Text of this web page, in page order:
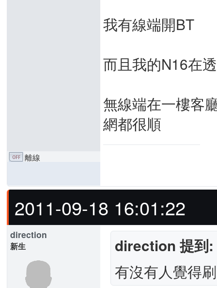
我有線端開BT
而且我的N16在
無線端在一樓客
網都很順
離線
2011-09-18 16:01:22
direction
新生
direction 提到:
有沒有人覺得